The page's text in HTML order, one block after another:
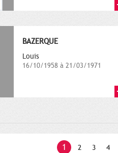
BAZERQUE
Louis
16/10/1958 à 21/03/1971
1 2 3 4